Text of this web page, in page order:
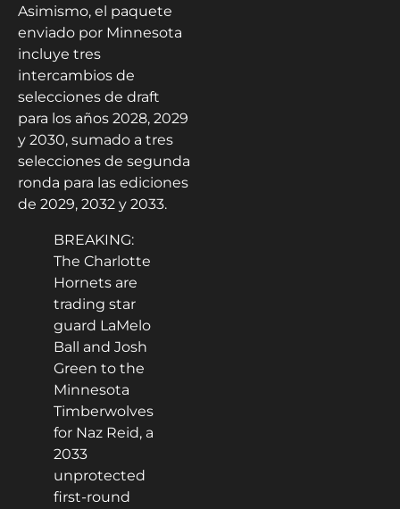
Asimismo, el paquete
enviado por Minnesota
incluye tres
intercambios de
selecciones de draft
para los años 2028, 2029
y 2030, sumado a tres
selecciones de segunda
ronda para las ediciones
de 2029, 2032 y 2033.
BREAKING:
The Charlotte
Hornets are
trading star
guard LaMelo
Ball and Josh
Green to the
Minnesota
Timberwolves
for Naz Reid, a
2033
unprotected
first-round